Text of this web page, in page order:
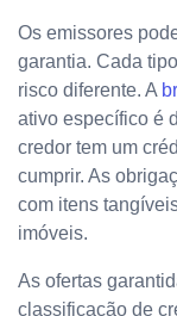
Os emissores
garantia. Cada
risco diferente. A
ativo específico é
credor tem um
cumprir. As
com itens
imóveis.
As ofertas
classificação de